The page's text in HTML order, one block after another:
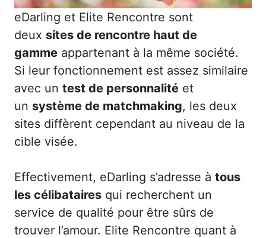
eDarling et Elite Rencontre sont
deux sites de rencontre haut de
gamme appartenant à la même société.
Si leur fonctionnement est assez similaire
avec un test de personnalité et
un système de matchmaking, les deux
sites diffèrent cependant au niveau de la
cible visée.
Effectivement, eDarling s’adresse à tous
les célibataires qui recherchent un
service de qualité pour être sûrs de
trouver l’amour. Elite Rencontre quant à